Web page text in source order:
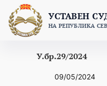
content
УСТАВЕН
НА РЕПУБЛИКА
У.бр.29/2024
09/05/2024